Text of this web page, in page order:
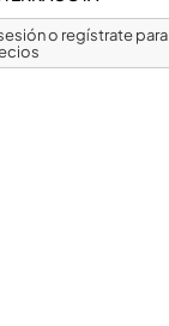
o regístrate para